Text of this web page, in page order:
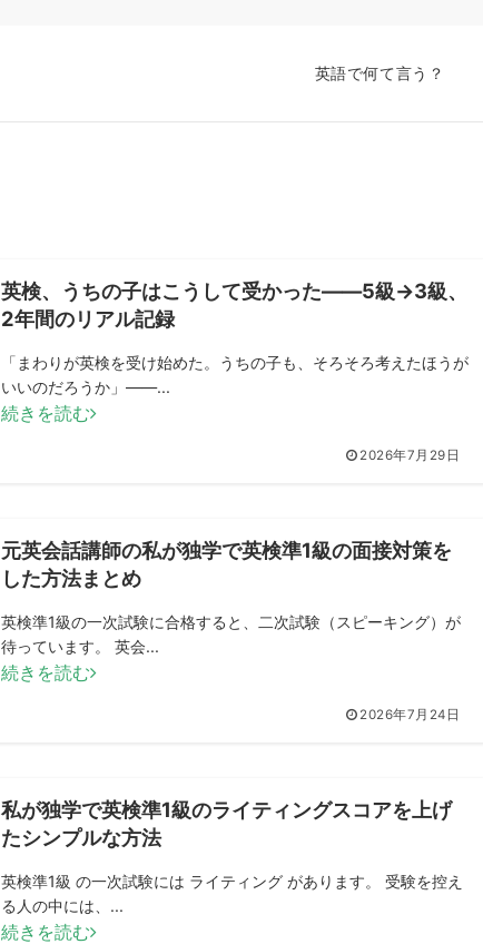
英語で何て言う？
英検、うちの子はこうして受かった——5級→3級、
2年間のリアル記録
「まわりが英検を受け始めた。うちの子も、そろそろ考えたほうが
いいのだろうか」——...
2026年7月29日
続きを読む
元英会話講師の私が独学で英検準1級の面接対策を
した方法まとめ
英検準1級の一次試験に合格すると、二次試験（スピーキング）が
待っています。 英会...
2026年7月24日
続きを読む
私が独学で英検準1級のライティングスコアを上げ
たシンプルな方法
英検準1級 の一次試験には ライティング があります。 受験を控え
る人の中には、...
続きを読む